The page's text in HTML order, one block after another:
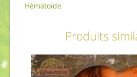
Hématoïde
Produits